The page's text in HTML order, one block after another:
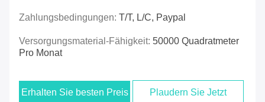
Zahlungsbedingungen: T/t, L/c, Paypal
Versorgungsmaterial-Fähigkeit: 50000 Quadratmeter
Pro Monat
Erhalten Sie besten Preis Plaudern Sie Jetzt